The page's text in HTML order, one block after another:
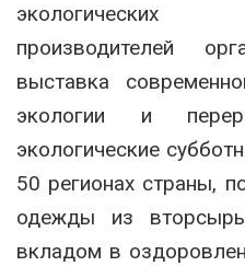
производителей
выставка
экологии и
экологические
50 регионах страны,
одежды из
вкладом в